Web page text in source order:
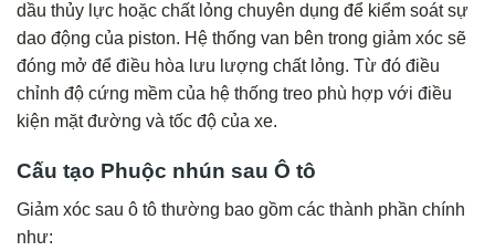
dầu thủy lực hoặc chất lỏng chuyên dụng để kiểm soát sự
dao động của piston. Hệ thống van bên trong giảm xóc sẽ
đóng mở để điều hòa lưu lượng chất lỏng. Từ đó điều
chỉnh độ cứng mềm của hệ thống treo phù hợp với điều
kiện mặt đường và tốc độ của xe.
Cấu tạo Phuộc nhún sau Ô tô
Giảm xóc sau ô tô thường bao gồm các thành phần chính
như: